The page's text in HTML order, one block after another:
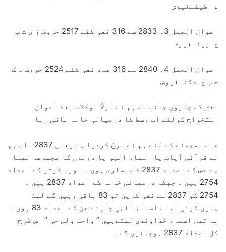
غ طیثبغیوش
اعوان العمل 3۔ 2833 سے 316 نفی کئے 2517 حروف ز ی ث ب
غ زیثبغیوش
اعوان العمل 4۔ 2840 سے 316 عدد نفی کئے 2524 حروف د ک
ث ب غ دکثبغیوش
نقش کے چاروں جانب سے ہم نے اولاً موکلات بعد اعوان
استخراج کرلئے اب وسط کا درمیانی خانہ باقی رہا
جسے سمجھنے کے لئے ہم نے سرخ کردیا ہے یعنی 2837۔ اب ہم
نے قرآنی آیات یا اسماء الہی یا دونوں کا مجموعہ لینا
ہے جس کے اعداد 2837 کے مساوی ہوں ۔ سورہ کوثر کےا عداد
2754 ہیں ۔ جبکہ درمیانی خانہ کے اعداد 2837 ہیں ۔
2754 کو 2837 سے نفی کریں تو 83 باقی رہیں گے لہٰذا
ہمیں کوئی ایسے اسماء الہی چاہئے جن کے اعداد 83 ہوں ۔
ہم تین اسماء خداوندی لیتےہیں ” واحد ولی حی ” اس طرح
کل اعداد 2837 ہوجائیں گے ۔